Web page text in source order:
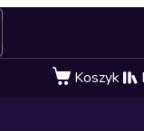
Koszyk